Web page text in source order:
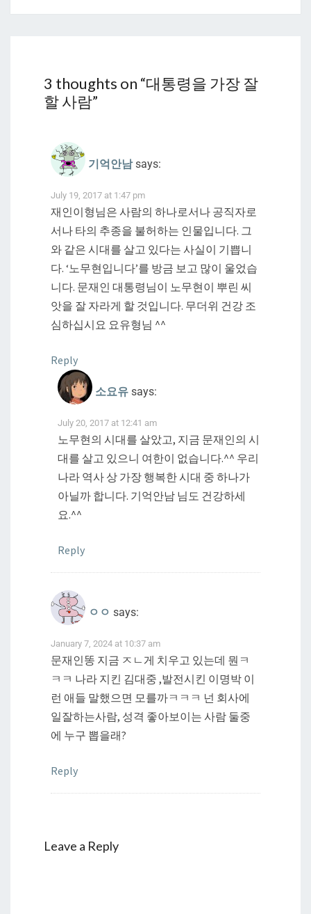
3 thoughts on “대통령을 가장 잘
할 사람”
기억안남 says:
July 19, 2017 at 1:47 pm
재인이형님은 사람의 하나로서나 공직자로
서나 타의 추종을 불허하는 인물입니다. 그
와 같은 시대를 살고 있다는 사실이 기쁩니
다. ‘노무현입니다’를 방금 보고 많이 울었습
니다. 문재인 대통령님이 노무현이 뿌린 씨
앗을 잘 자라게 할 것입니다. 무더위 건강 조
심하십시요 요유형님 ^^
Reply
소요유 says:
July 20, 2017 at 12:41 am
노무현의 시대를 살았고, 지금 문재인의 시
대를 살고 있으니 여한이 없습니다.^^ 우리
나라 역사 상 가장 행복한 시대 중 하나가
아닐까 합니다. 기억안남 님도 건강하세
요.^^
Reply
ㅇㅇ says:
January 7, 2024 at 10:37 am
문재인똥 지금 ㅈㄴ게 치우고 있는데 뭔ㅋ
ㅋㅋ 나라 지킨 김대중 ,발전시킨 이명박 이
런 애들 말했으면 모를까ㅋㅋㅋ 넌 회사에
일잘하는사람, 성격 좋아보이는 사람 둘중
에 누구 뽑을래?
Reply
Leave a Reply